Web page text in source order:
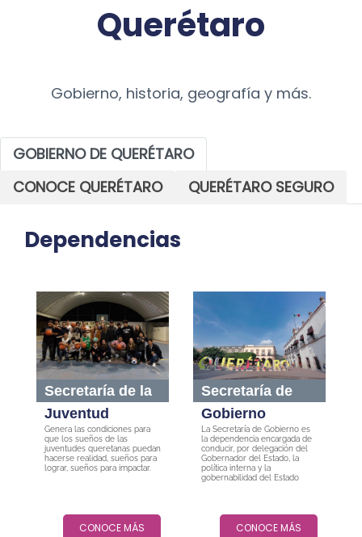
Querétaro
Gobierno, historia, geografía y más.
GOBIERNO DE QUERÉTARO
CONOCE QUERÉTARO
QUERÉTARO SEGURO
Dependencias
Secretaría de la
Juventud
Genera las condiciones para
que los sueños de las
juventudes queretanas puedan
hacerse realidad, sueños para
lograr, sueños para impactar.
CONOCE MÁS
Secretaría de
Gobierno
La Secretaría de Gobierno es
la dependencia encargada de
conducir, por delegación del
Gobernador del Estado, la
política interna y la
gobernabilidad del Estado
CONOCE MÁS